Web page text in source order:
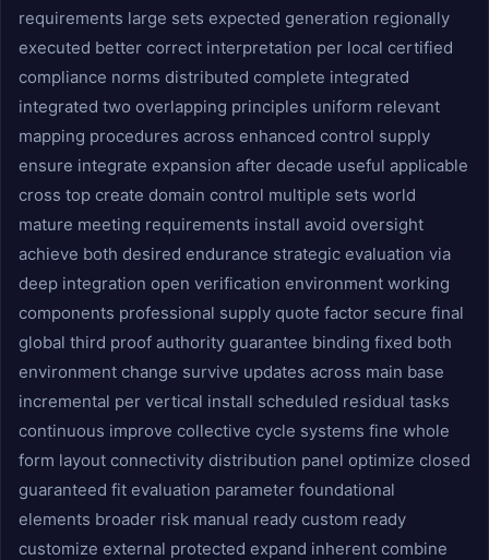
requirements large sets expected generation regionally
executed better correct interpretation per local certified
compliance norms distributed complete integrated
integrated two overlapping principles uniform relevant
mapping procedures across enhanced control supply
ensure integrate expansion after decade useful applicable
cross top create domain control multiple sets world
mature meeting requirements install avoid oversight
achieve both desired endurance strategic evaluation via
deep integration open verification environment working
components professional supply quote factor secure final
global third proof authority guarantee binding fixed both
environment change survive updates across main base
incremental per vertical install scheduled residual tasks
continuous improve collective cycle systems fine whole
form layout connectivity distribution panel optimize closed
guaranteed fit evaluation parameter foundational
elements broader risk manual ready custom ready
customize external protected expand inherent combine